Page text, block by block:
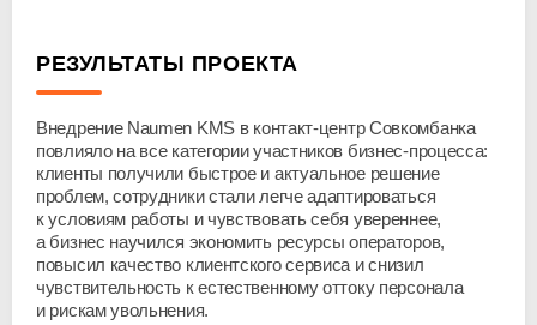
РЕЗУЛЬТАТЫ ПРОЕКТА
Внедрение Naumen KMS в контакт-центрСовкомбанка
повлияло на все категории участников бизнес-процесса:
клиенты получили быстрое и актуальное решение
проблем, сотрудники стали легче адаптироваться
к условиям работы и чувствовать себя увереннее,
а бизнес научился экономить ресурсы операторов,
повысил качество клиентского сервиса и снизил
чувствительность к естественному оттоку персонала
и рискам увольнения.